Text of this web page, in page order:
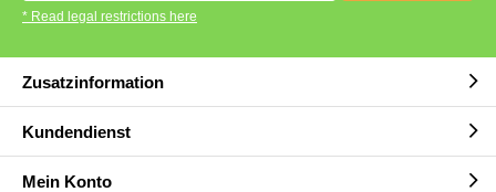
* Read legal restrictions here
Zusatzinformation
Kundendienst
Mein Konto